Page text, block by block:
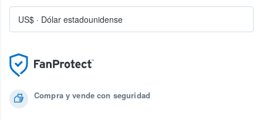
Compra y vende con seguridad
US$ · Dólar estadounidense